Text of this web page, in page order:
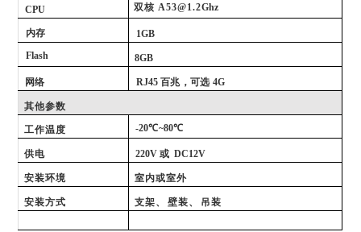
CPU 双核 A53@1.2Ghz
内存
1GB
Flash
8GB
网络 RJ45 百兆 ，可选 4G
其他参数
工作温度 -20℃~80℃
供电 220V 或 DC12V
安装环境 室内或室外
安装方式 支架、 壁装、 吊装